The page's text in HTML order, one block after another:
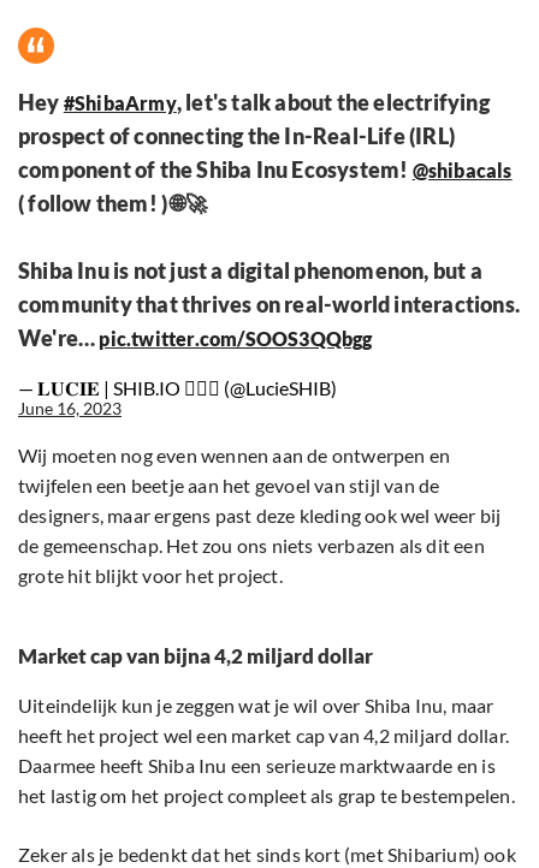
Hey #ShibaArmy, let's talk about the electrifying
prospect of connecting the In-Real-Life (IRL)
component of the Shiba Inu Ecosystem! @shibacals
( follow them! ) 🌐🚀
Shiba Inu is not just a digital phenomenon, but a
community that thrives on real-world interactions.
We're… pic.twitter.com/SOOS3QQbgg
— 𝐋𝐔𝐂𝐈𝐄 | SHIB.IO 🧜🏼‍♀️ (@LucieSHIB)
June 16, 2023
Wij moeten nog even wennen aan de ontwerpen en
twijfelen een beetje aan het gevoel van stijl van de
designers, maar ergens past deze kleding ook wel weer bij
de gemeenschap. Het zou ons niets verbazen als dit een
grote hit blijkt voor het project.
Market cap van bijna 4,2 miljard dollar
Uiteindelijk kun je zeggen wat je wil over Shiba Inu, maar
heeft het project wel een market cap van 4,2 miljard dollar.
Daarmee heeft Shiba Inu een serieuze marktwaarde en is
het lastig om het project compleet als grap te bestempelen.
Zeker als je bedenkt dat het sinds kort (met Shibarium) ook